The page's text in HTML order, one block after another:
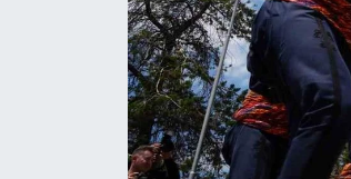
Flaş Haber
Gayrimenkul